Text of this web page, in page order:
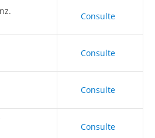
Consulte
Consulte
Consulte
Consulte